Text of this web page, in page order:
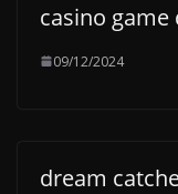
casino
09/12/2024
dream